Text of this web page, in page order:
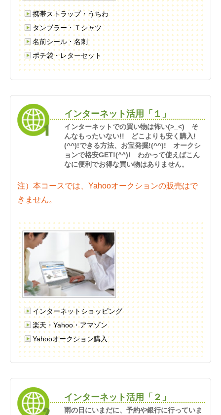
携帯ストラップ・うちわ
タンブラー・Ｔシャツ
名前シール・名刺
ポチ袋・レターセット
インターネット活用「１」
インターネットでの買い物は怖い(>_<) そ
んなもったいない!! どこよりも安く購入!
(^^)!できる方法、お宝発掘!(^^)! オークシ
ョンで格安GET!(^^)! わかって使えばこん
なに便利でお得な買い物はありません。
注）本コースでは、Yahooオークションの販売はで
きません。
インターネットショッピング
楽天・Yahoo・アマゾン
Yahooオークション購入
インターネット活用「２」
雨の日にいまだに、予約や銀行に行っていま